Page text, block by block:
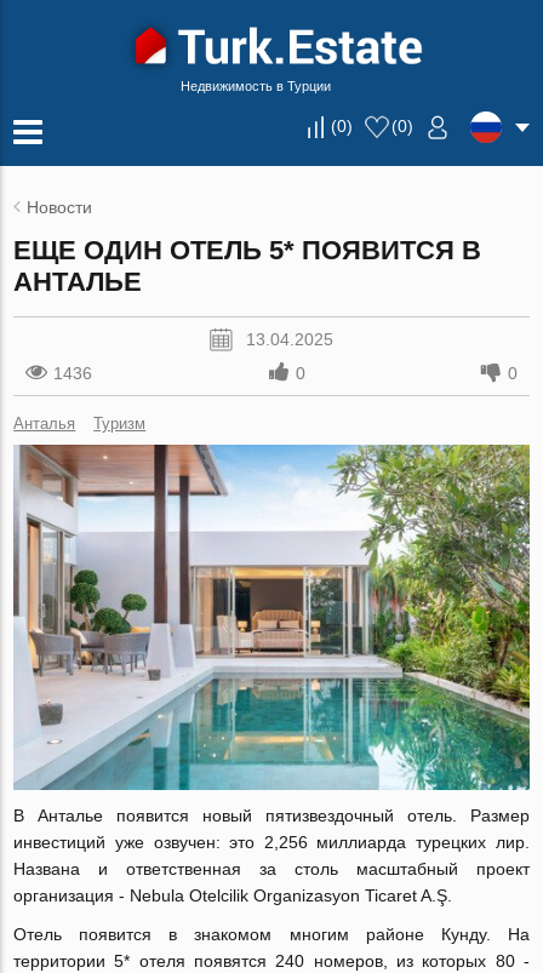
Недвижимость в Турции
(0) (0)
Новости
ЕЩЕ ОДИН ОТЕЛЬ 5* ПОЯВИТСЯ В
АНТАЛЬЕ
13.04.2025
1436
0 0
Анталья Туризм
В Анталье появится новый пятизвездочный отель. Размер
инвестиций уже озвучен: это 2,256 миллиарда турецких лир.
Названа и ответственная за столь масштабный проект
организация - Nebula Otelcilik Organizasyon Ticaret A.Ş.
Отель появится в знакомом многим районе Кунду. На
территории 5* отеля появятся 240 номеров, из которых 80 -